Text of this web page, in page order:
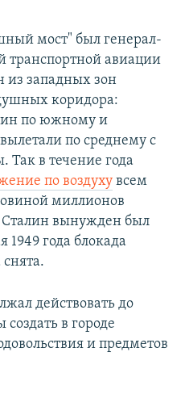
мост" был генерал-
транспортной авиации
из западных зон
коридора:
по южному и
по среднему с
в течение года
по воздуху всем
миллионов
Сталин вынужден был
1949 года блокада
действовать до
создать в городе
и предметов